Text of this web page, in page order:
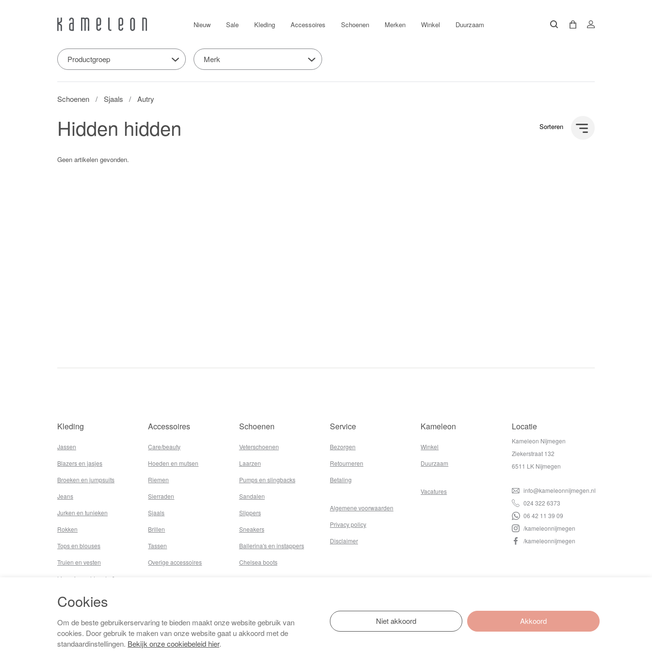
Nieuw Sale Kleding Accessoires Schoenen Merken Winkel Duurzaam
Productgroep Merk
Schoenen Sjaals Autry
Hidden hidden Sorteren
Geen artikelen gevonden.
Kleding
Jassen
Blazers en jasjes
Broeken en jumpsuits
Jeans
Jurken en tunieken
Rokken
Tops en blouses
Truien en vesten
Lingerie,nachtmode &
Badkleding
Beenmode
Vermaakkosten
Accessoires
Care/beauty
Hoeden en mutsen
Riemen
Sierraden
Sjaals
Brillen
Tassen
Overige accessoires
Schoenen
Veterschoenen
Laarzen
Pumps en slingbacks
Sandalen
Slippers
Sneakers
Ballerina's en instappers
Chelsea boots
Service
Bezorgen
Retourneren
Betaling
Algemene voorwaarden
Privacy policy
Disclaimer
Kameleon
Winkel
Duurzaam
Vacatures
Locatie
Kameleon Nijmegen
Ziekerstraat 132
6511 LK Nijmegen
info@kameleonnijmegen.nl
024 322 6373
06 42 11 39 09
/kameleonnijmegen
/kameleonnijmegen
Cookies
Om de beste gebruikerservaring te bieden maakt onze website gebruik van
cookies. Door gebruik te maken van onze website gaat u akkoord met de
standaardinstellingen. Bekijk onze cookiebeleid hier.